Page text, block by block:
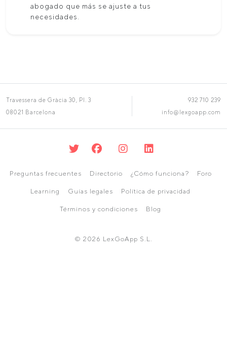
abogado que más se ajuste a tus
necesidades.
Travessera de Gràcia 30, Pl. 3
08021 Barcelona
932 710 239
info@lexgoapp.com
Preguntas frecuentes Directorio ¿Cómo funciona? Foro
Learning Guías legales Política de privacidad
Términos y condiciones Blog
© 2026 LexGoApp S.L.